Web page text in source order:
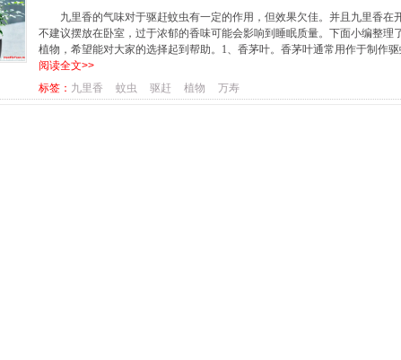
九里香的气味对于驱赶蚊虫有一定的作用，但效果欠佳。并且九里香在
不建议摆放在卧室，过于浓郁的香味可能会影响到睡眠质量。下面小编整理
植物，希望能对大家的选择起到帮助。1、香茅叶。香茅叶通常用作于制作
阅读全文>>
标签： 九里香 蚊虫 驱赶 植物 万寿